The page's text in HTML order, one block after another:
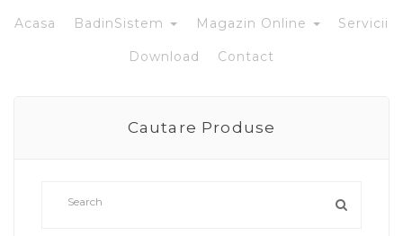
Acasa BadinSistem Magazin Online Servicii
Download Contact
Cautare Produse